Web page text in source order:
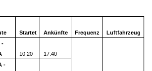
Startet Ankünfte Frequenz Luftfahrzeug
-
10:20 17:40
-